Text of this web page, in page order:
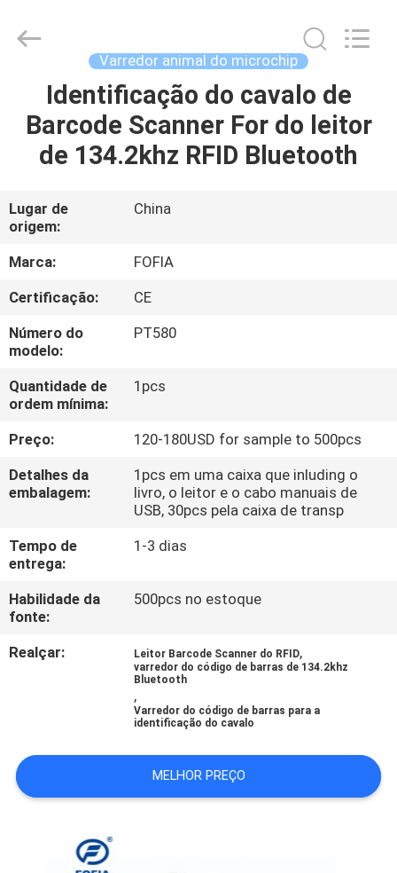
CASA
PRODUTOS
VÍDEOS
SOBRE
NÓS
EXCURSÃO
DA
FÁBRICA
CONTROLE
DA
NOS
UMAS
CITAÇÕES
Technology
Varredor animal do microchip
Identificação do cavalo de
Barcode Scanner For do leitor
de 134.2khz RFID Bluetooth
Lugar de
origem:
China
Marca:
FOFIA
Certificação:
CE
Número do
modelo:
PT580
Quantidade de
ordem mínima:
1pcs
Preço:
120-180USD for sample to 500pcs
Detalhes da
embalagem:
1pcs em uma caixa que inluding o
livro, o leitor e o cabo manuais de
USB, 30pcs pela caixa de transp
Tempo de
entrega:
1-3 dias
Habilidade da
fonte:
500pcs no estoque
Realçar: Leitor Barcode Scanner do RFID,
varredor do código de barras de 134.2khz
Bluetooth
,
Varredor do código de barras para a
identificação do cavalo
MELHOR PREÇO